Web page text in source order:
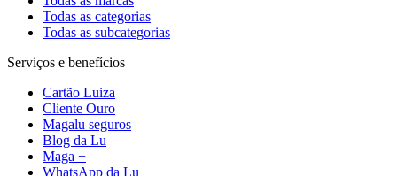
Todas as categorias
Todas as subcategorias
Serviços e benefícios
Cartão Luiza
Cliente Ouro
Magalu seguros
Blog da Lu
Maga +
WhatsApp da Lu